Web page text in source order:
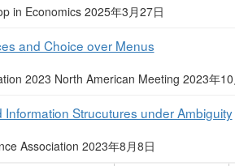
in Economics 2025年3月27日
and Choice over Menus
2023 North American Meeting 2023年
Strucutures under Ambiguity
Association 2023年8月8日